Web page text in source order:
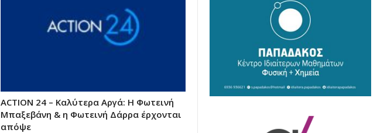
ACTION 24 – Καλύτερα Αργά: Η Φωτεινή
Μπαξεβάνη & η Φωτεινή Δάρρα έρχονται
απόψε